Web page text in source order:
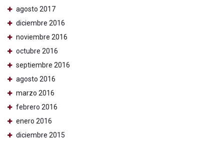
agosto 2017
diciembre 2016
noviembre 2016
octubre 2016
septiembre 2016
agosto 2016
marzo 2016
febrero 2016
enero 2016
diciembre 2015